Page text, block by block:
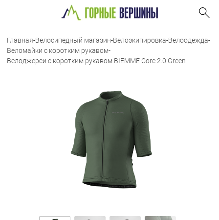
Главная-Велосипедный магазин-Велоэкипировка-Велоодежда-
Веломайки с коротким рукавом-
Велоджерси с коротким рукавом BIEMME Core 2.0 Green